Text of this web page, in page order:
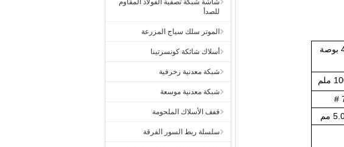
شاشة شبكة تصفية الفولاذ المقاوم
للصدأ
الموتر سلك سياج المزرعة
أسلاك شائكة كونسرتينا
شبكة معدنية زخرفية
شبكة معدنية موسعة
قفف الأسلاك الملحومة
سلسلة ربط السور الفرقة
ملم